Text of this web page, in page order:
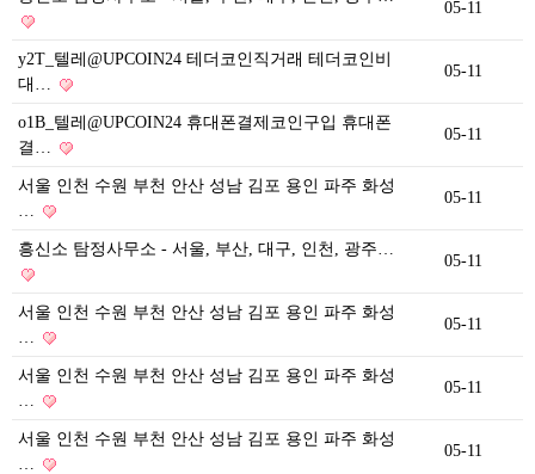
05-11
y2T_텔레@UPCOIN24 테더코인직거래 테더코인비
대…
05-11
o1B_텔레@UPCOIN24 휴대폰결제코인구입 휴대폰
결…
05-11
서울 인천 수원 부천 안산 성남 김포 용인 파주 화성
…
05-11
흥신소 탐정사무소 - 서울, 부산, 대구, 인천, 광주…
05-11
서울 인천 수원 부천 안산 성남 김포 용인 파주 화성
…
05-11
서울 인천 수원 부천 안산 성남 김포 용인 파주 화성
…
05-11
서울 인천 수원 부천 안산 성남 김포 용인 파주 화성
…
05-11